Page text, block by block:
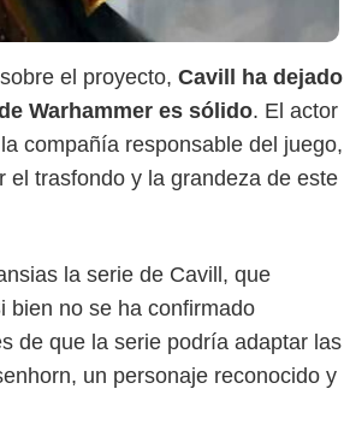
el proyecto, Cavill ha dejado
Warhammer es sólido. El actor
compañía responsable del juego,
el trasfondo y la grandeza de este
la serie de Cavill, que
bien no se ha confirmado
de que la serie podría adaptar las
un personaje reconocido y